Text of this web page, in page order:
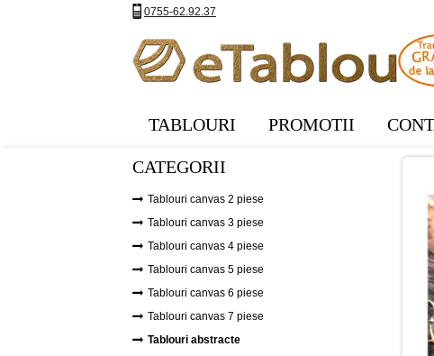
0755-62.92.37
TABLOURI PROMOTII
CATEGORII
Tablouri canvas 2 piese
Tablouri canvas 3 piese
Tablouri canvas 4 piese
Tablouri canvas 5 piese
Tablouri canvas 6 piese
Tablouri canvas 7 piese
Tablouri abstracte